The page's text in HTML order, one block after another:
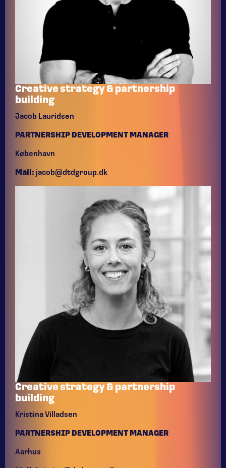
Creative strategy & partnership
building
Jacob Lauridsen
PARTNERSHIP DEVELOPMENT MANAGER
København
Mail: jacob@dtdgroup.dk
Creative strategy & partnership
building
Kristina Villadsen
PARTNERSHIP DEVELOPMENT MANAGER
Aarhus